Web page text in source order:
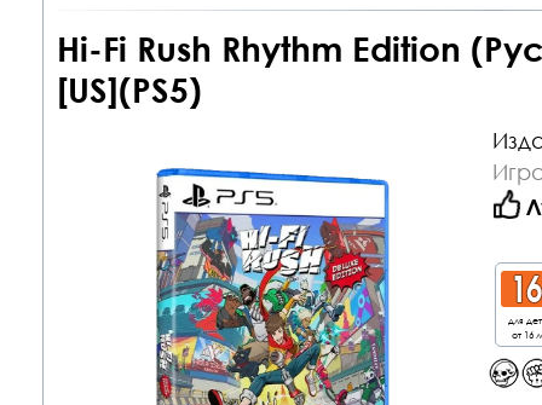
Hi-Fi Rush Rhythm Edition
[US](PS5)
для
от 16